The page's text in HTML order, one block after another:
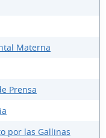
Materna
Prensa
por las Gallinas